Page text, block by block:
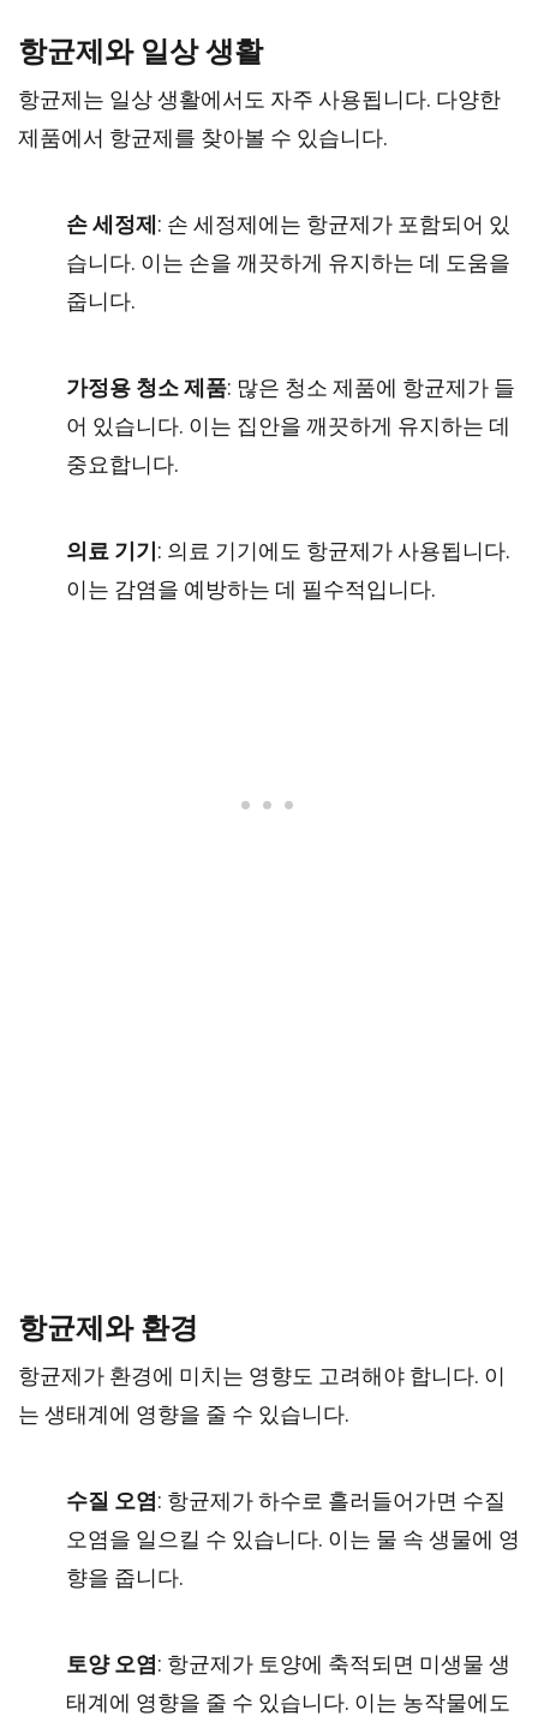
항균제와 일상 생활
항균제는 일상 생활에서도 자주 사용됩니다. 다양한
제품에서 항균제를 찾아볼 수 있습니다.
손 세정제 : 손 세정제에는 항균제가 포함되어 있
습니다. 이는 손을 깨끗하게 유지하는 데 도움을
줍니다.
가정용 청소 제품: 많은 청소 제품에 항균제가 들
어 있습니다. 이는 집안을 깨끗하게 유지하는 데
중요합니다.
의료 기기 : 의료 기기에도 항균제가 사용됩니다.
이는 감염을 예방하는 데 필수적입니다.
항균제와 환경
항균제가 환경에 미치는 영향도 고려해야 합니다. 이
는 생태계에 영향을 줄 수 있습니다.
수질 오염: 항균제가 하수로 흘러들어가면 수질
오염을 일으킬 수 있습니다. 이는 물 속 생물에 영
향을 줍니다.
토양 오염: 항균제가 토양에 축적되면 미생물 생
태계에 영향을 줄 수 있습니다. 이는 농작물에도